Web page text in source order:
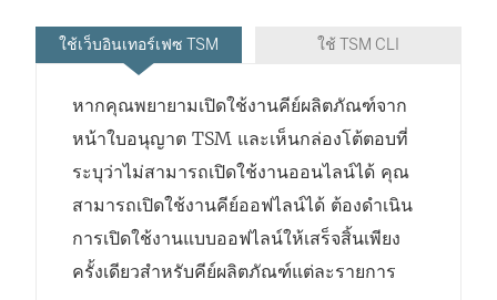
ใช้เว็บอินเทอร์เฟซ TSM ใช้ TSM CLI
หากคุณพยายามเปิดใช้งานคีย์ผลิตภัณฑ์จาก
หน้าใบอนุญาต TSM และเห็นกล่องโต้ตอบที่
ระบุว่าไม่สามารถเปิดใช้งานออนไลน์ได้ คุณ
สามารถเปิดใช้งานคีย์ออฟไลน์ได้ ต้องดำเนิน
การเปิดใช้งานแบบออฟไลน์ให้เสร็จสิ้นเพียง
ครั้งเดียวสำหรับคีย์ผลิตภัณฑ์แต่ละรายการ